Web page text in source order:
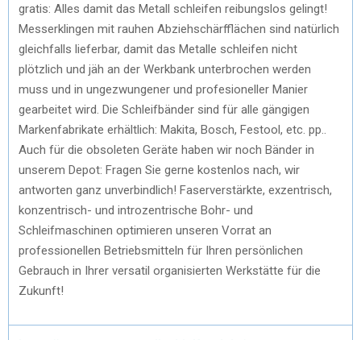
gratis: Alles damit das Metall schleifen reibungslos gelingt!
Messerklingen mit rauhen Abziehschärfflächen sind natürlich
gleichfalls lieferbar, damit das Metalle schleifen nicht
plötzlich und jäh an der Werkbank unterbrochen werden
muss und in ungezwungener und profesioneller Manier
gearbeitet wird. Die Schleifbänder sind für alle gängigen
Markenfabrikate erhältlich: Makita, Bosch, Festool, etc. pp..
Auch für die obsoleten Geräte haben wir noch Bänder in
unserem Depot: Fragen Sie gerne kostenlos nach, wir
antworten ganz unverbindlich! Faserverstärkte, exzentrisch,
konzentrisch- und introzentrische Bohr- und
Schleifmaschinen optimieren unseren Vorrat an
professionellen Betriebsmitteln für Ihren persönlichen
Gebrauch in Ihrer versatil organisierten Werkstätte für die
Zukunft!